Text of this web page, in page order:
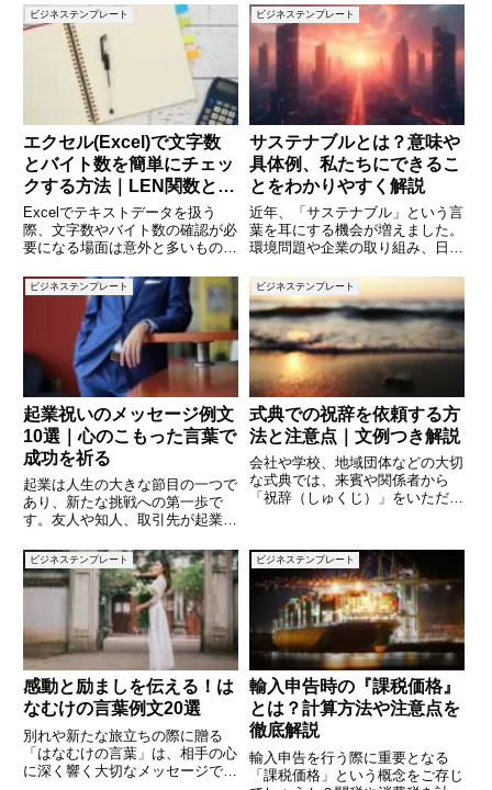
く違う情報を示していますし、線
の太さや種類が違うだけで読み取
り方が変わってしまうこともあり
ます。このブログでは、建築図面
なかでも「楽しみにしています」
というフレーズは、上司や取引先
に対して使いたいとき、そのまま
ではカジュアルすぎる印象を与え
ビジネステンプレート
エクセル(Excel)で文字数
とバイト数を簡単にチェッ
クする方法｜LEN関数と
LENB関数の使い方を解説
Excelでテキストデータを扱う
際、文字数やバイト数の確認が必
要になる場面は意外と多いもので
するデータのバイト数を制限した
り、システムに入力する文字数制
限に対応する必要がある場合で
す。この記事では、Excelで
ビジネステンプレート
サステナブルとは？意味や
具体例、私たちにできるこ
とをわかりやすく解説
近年、「サステナブル」という言
葉を耳にする機会が増えました。
環境問題や企業の取り組み、日常
択」が求められています。しか
し、「サステナブル」とは具体的
にどういう意味なのでしょうか？
また、私たちの生活にどのように
関
ビジネステンプレート
起業祝いのメッセージ例文
10選｜心のこもった言葉で
成功を祈る
起業は人生の大きな節目の一つで
あり、新たな挑戦への第一歩で
す。友人や知人、取引先が起業し
メッセージを送りたいものです。
しかし、「どのような言葉を贈れ
ばよいのか」「ビジネス相手には
どのように書くべきか」と悩む方
も
ビジネステンプレート
式典での祝辞を依頼する方
法と注意点｜文例つき解説
会社や学校、地域団体などの大切
な式典では、来賓や関係者から
「祝辞（しゅくじ）」をいただく
大切な役割を果たします。そのた
め、依頼の仕方やタイミング、依
頼文の表現には細心の注意が必要
ビジネステンプレート
感動と励ましを伝える！は
なむけの言葉例文20選
別れや新たな旅立ちの際に贈る
「はなむけの言葉」は、相手の心
に深く響く大切なメッセージで
ビジネステンプレート
輸入申告時の『課税価格』
とは？計算方法や注意点を
徹底解説
輸入申告を行う際に重要となる
「課税価格」という概念をご存じ